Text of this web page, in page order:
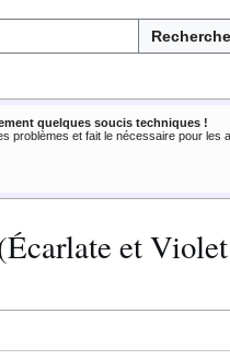
quelques soucis techniques !
problèmes et fait le nécessaire pour
et